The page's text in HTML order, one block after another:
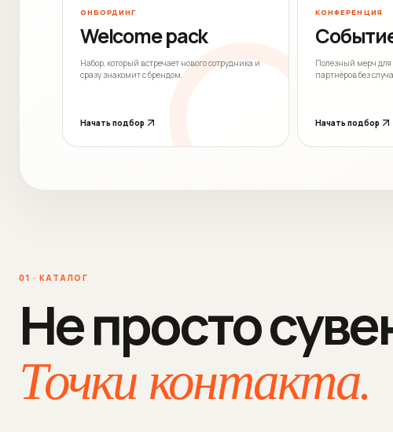
ОНБОРДИНГ
Welcome pack
Набор, который встречает нового сотрудника и
сразу знакомит с брендом.
Начать подбор
КОНФЕРЕНЦИЯ
Полезный мерч для
партнёров без
Начать подбор
01 · КАТАЛОГ
Не просто
Точки контакта.